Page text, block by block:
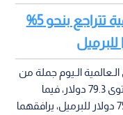
اقرأ أيضا: أسعار النفط العالمية تتراجع بنحو 5%
الـيوم جملة من
التذبذبات؛ حيث يتحرك خام "برنت" عند مستوى 79.3 دولار، فيما
يتداول خام غرب تكساس الـوسيط عند 75.8 دولار للبرميل، يرافقهما